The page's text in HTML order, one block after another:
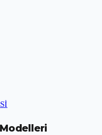
Modelleri